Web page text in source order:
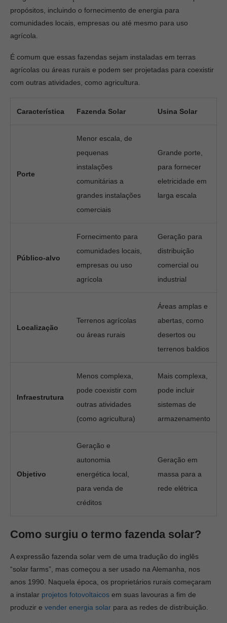
propósitos, incluindo o fornecimento de energia para
comunidades locais, empresas ou até mesmo para uso
agrícola.
É comum que essas fazendas sejam instaladas em terras
agrícolas ou áreas rurais e podem ser projetadas para coexistir
com outras atividades, como agricultura.
Característica Fazenda Solar Usina Solar
Porte
Menor escala, de
pequenas
instalações
comunitárias a
grandes instalações
comerciais
Grande porte,
para fornecer
eletricidade em
larga escala
Público-alvo
Fornecimento para
comunidades locais,
empresas ou uso
agrícola
Geração para
distribuição
comercial ou
industrial
Localização
Terrenos agrícolas
ou áreas rurais
Áreas amplas e
abertas, como
desertos ou
terrenos baldios
Infraestrutura
Menos complexa,
pode coexistir com
outras atividades
(como agricultura)
Mais complexa,
pode incluir
sistemas de
armazenamento
Objetivo
Geração e
autonomia
energética local,
para venda de
créditos
Geração em
massa para a
rede elétrica
Como surgiu o termo fazenda solar?
A expressão fazenda solar vem de uma tradução do inglês
“solar farms”, mas começou a ser usado na Alemanha, nos
anos 1990. Naquela época, os proprietários rurais começaram
a instalar projetos fotovoltaicos em suas lavouras a fim de
produzir e vender energia solar para as redes de distribuição.